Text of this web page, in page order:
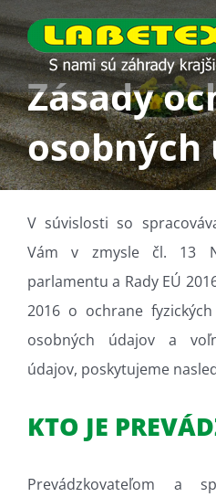
Skip
to
contentZásady
osobných
V súvislosti so
Vám v zmysle čl. 13
parlamentu a Rady EÚ
2016 o ochrane
osobných údajov a
údajov, poskytujeme
KTO JE
Prevádzkovateľom a